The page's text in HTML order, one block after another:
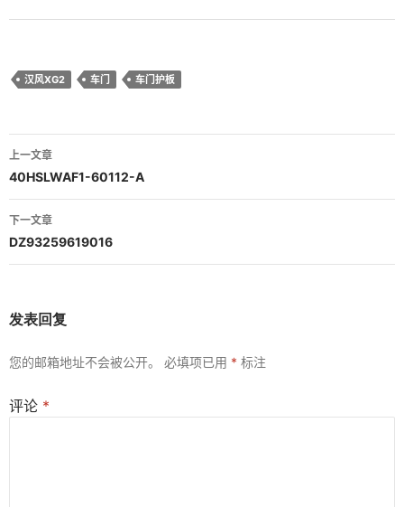
汉风XG2 车门 车门护板
文
章
导
航
上一文章
40HSLWAF1-60112-A
下一文章
DZ93259619016
发表回复
您的邮箱地址不会被公开。 必填项已用 * 标注
评论 *